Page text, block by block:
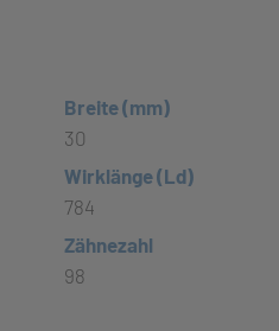
Breite (mm)
30
Wirklänge (Ld)
784
Zähnezahl
98